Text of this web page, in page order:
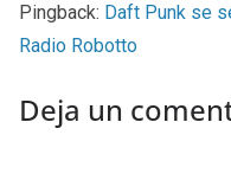
Pingback: Daft Punk se
Radio Robotto
Deja un